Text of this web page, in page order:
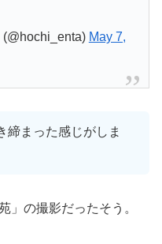
May 7,
まった感じがしま
」の撮影だったそう。